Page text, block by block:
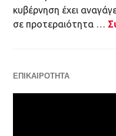
σε προτεραιότητα …